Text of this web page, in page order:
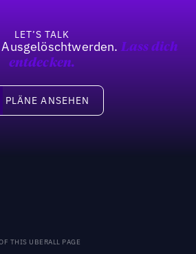
LET’S TALK
Lass dich
entdecken.
ansehen
PLÄNE ANSEHEN
THIS UBERALL PAGE